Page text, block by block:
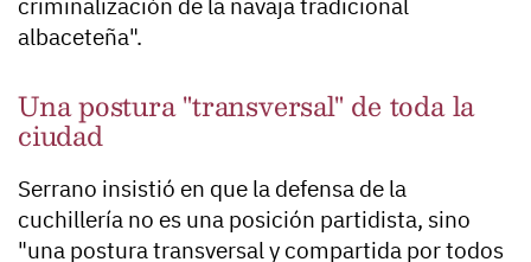
criminalización de la navaja tradicional
albaceteña".
Una postura "transversal" de toda la
ciudad
Serrano insistió en que la defensa de la
cuchillería no es una posición partidista, sino
"una postura transversal y compartida por todos